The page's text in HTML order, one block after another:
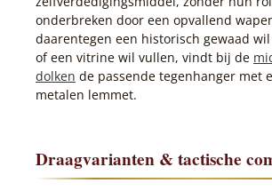
onderbreken door een opvallend
daarentegen een historisch gewaad
of een vitrine wil vullen, vindt bij de
dolken de passende tegenhanger met
metalen lemmet.
Draagvarianten & tactische